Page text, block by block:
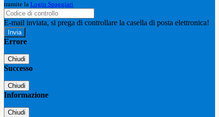
tramite la Login Spaggiari
E-mail inviata, si prega di controllare la casella di posta elettronica!
Errore
Chiudi
Successo
Chiudi
Informazione
Chiudi